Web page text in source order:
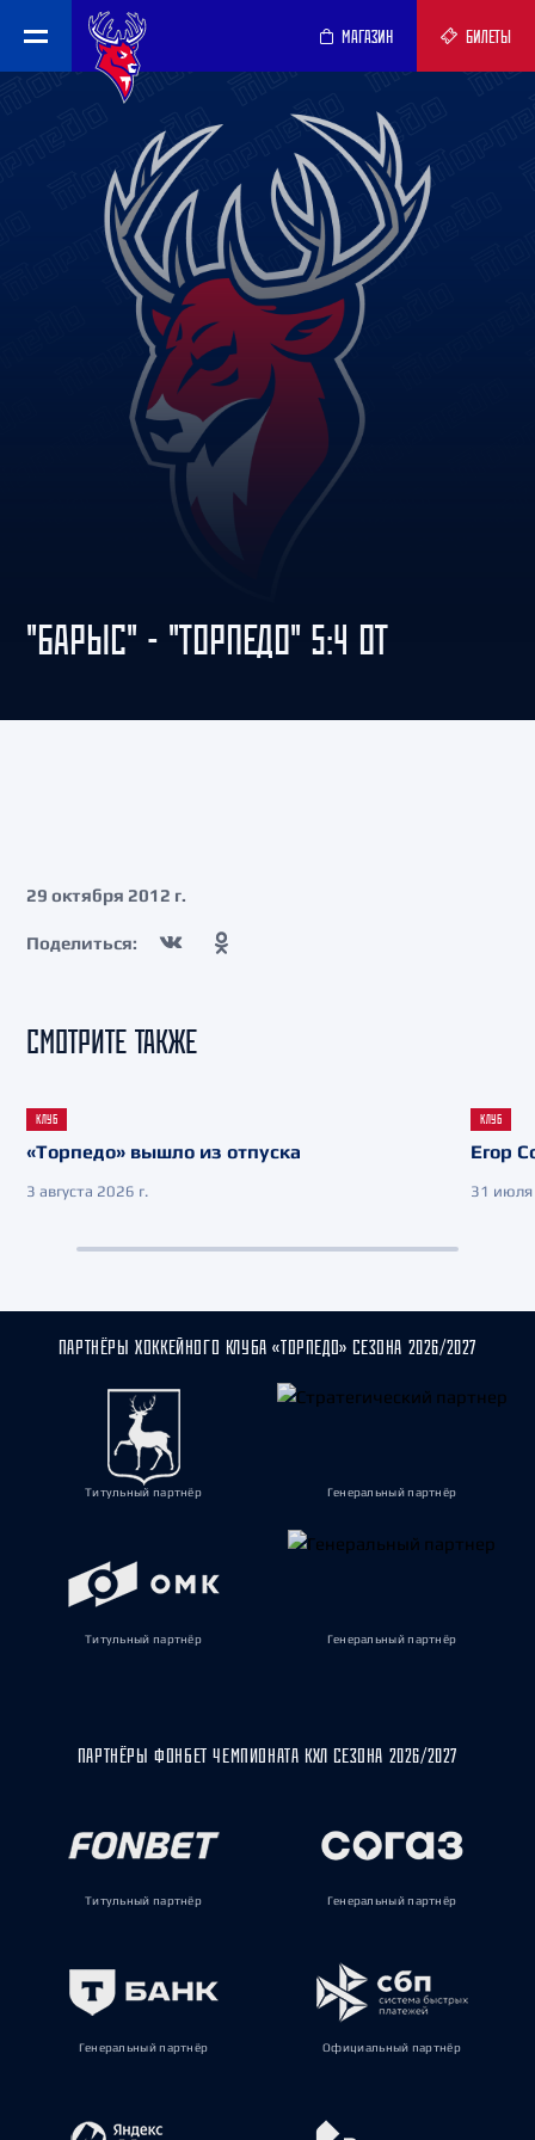
МАГАЗИН БИЛЕТЫ
"БАРЫС" - "ТОРПЕДО" 5:4 ОТ
29 октября 2012 г.
Поделиться:
СМОТРИТЕ ТАКЖЕ
КЛУБ
«Торпедо» вышло из отпуска
3 августа 2026 г.
КЛУБ
Егор
31 июля
ПАРТНЁРЫ ХОККЕЙНОГО КЛУБА «ТОРПЕДО» СЕЗОНА 2026/2027
Титульный партнёр Генеральный партнёр
Титульный партнёр Генеральный партнёр
ПАРТНЁРЫ ФОНБЕТ ЧЕМПИОНАТА КХЛ СЕЗОНА 2026/2027
Титульный партнёр Генеральный партнёр
Генеральный партнёр Официальный партнёр